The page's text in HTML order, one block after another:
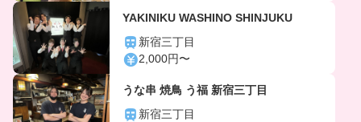
YAKINIKU WASHINO SHINJUKU
新宿三丁目
2,000円〜
うな串 焼鳥 う福 新宿三丁目
新宿三丁目